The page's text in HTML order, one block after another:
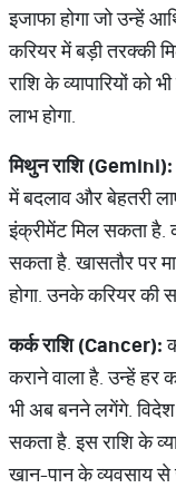
इजाफा होगा जो उन्‍हें
करियर में बड़ी तरक्‍की
राशि के व्‍यापारियों को
लाभ होगा.
मिथुनराशि(Gemini):
में बदलाव और बेहतरी
इंक्रीमेंट मिल सकता है.
सकता है. खासतौर पर
होगा. उनके करियर की
कर्कराशि(Cancer):
कराने वाला है. उन्‍हें
भी अब बनने लगेंगे. विदेश
सकता है. इस राशि के
खान-पान के व्‍यवसाय से